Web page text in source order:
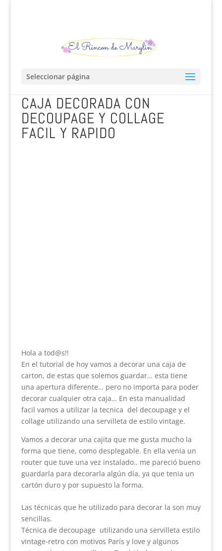
Seleccionar página
CAJA DECORADA CON
DECOUPAGE Y COLLAGE
FACIL Y RAPIDO
Hola a tod@s!!
En el tutorial de hoy vamos a decorar una caja de
carton, de estas que solemos guardar… esta tiene
una apertura diferente… pero no importa para poder
decorar cualquier otra caja… En esta manualidad
facil vamos a utilizar la tecnica del decoupage y el
collage utilizando una servilleta de estilo vintage.
Vamos a decorar una cajita que me gusta mucho la
forma que tiene, como desplegable. En ella venia un
router que tuve una vez instalado.. me pareció bueno
guardarla para decorarla algún día, ya que tenia un
cartón duro y por supuesto la forma.
Las técnicas que he utilizado para decorar la son muy
sencillas.
Técnica de decoupage utilizando una servilleta estilo
vintage-retro con motivos París y love y algunos